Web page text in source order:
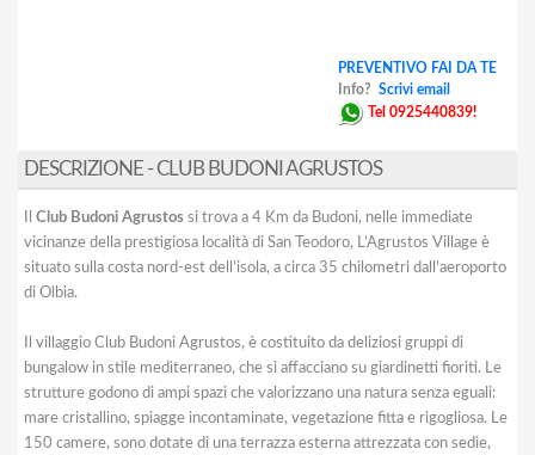
PREVENTIVO FAI DA TE
Info? Scrivi email
Tel 0925440839!
DESCRIZIONE - CLUB BUDONI AGRUSTOS
Club Budoni Agrustos si trova a 4 Km da Budoni, nelle immediate
vicinanze della prestigiosa località di San Teodoro, L’Agrustos Village è
situato sulla costa nord-est dell’isola, a circa 35 chilometri dall’aeroporto
di Olbia.
Il villaggio Club Budoni Agrustos, è costituito da deliziosi gruppi di
bungalow in stile mediterraneo, che si affacciano su giardinetti fioriti. Le
strutture godono di ampi spazi che valorizzano una natura senza eguali:
mare cristallino, spiagge incontaminate, vegetazione fitta e rigogliosa. Le
150 camere, sono dotate di una terrazza esterna attrezzata con sedie,